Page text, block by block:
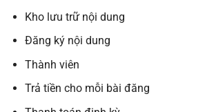
Kho lưu trữ nội dung
Đăng ký nội dung
Thành viên
Trả tiền cho mỗi bài đăng